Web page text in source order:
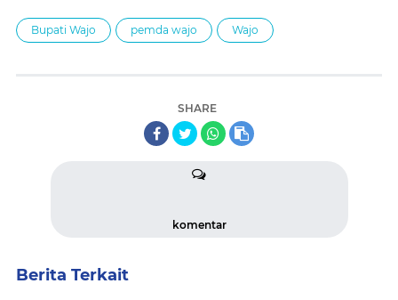
Bupati Wajo pemda wajo Wajo
SHARE
komentar
Berita Terkait